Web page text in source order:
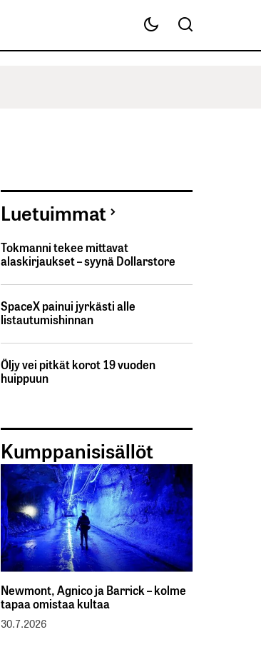
Luetuimmat
Tokmanni tekee mittavat
alaskirjaukset – syynä Dollarstore
SpaceX painui jyrkästi alle
listautumishinnan
Öljy vei pitkät korot 19 vuoden
huippuun
Kumppanisisällöt
Newmont, Agnico ja Barrick – kolme
tapaa omistaa kultaa
30.7.2026